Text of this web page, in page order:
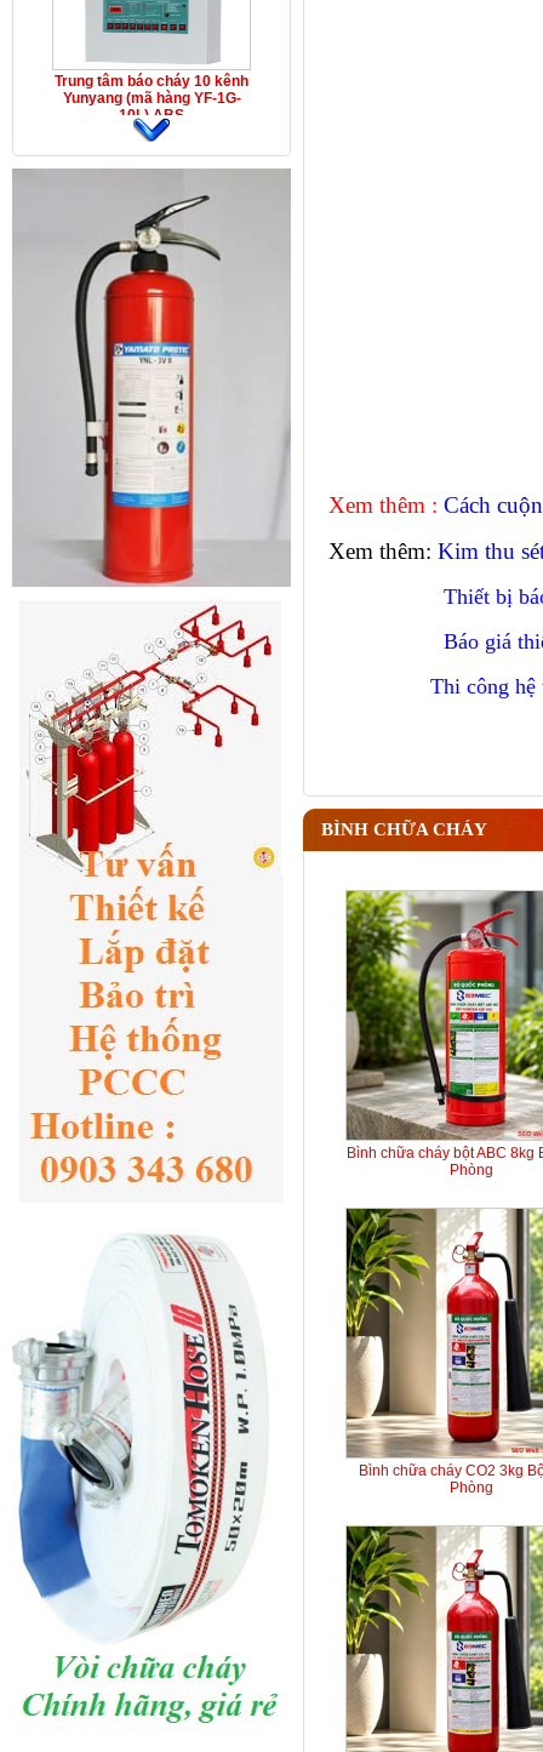
Trung tâm báo cháy 10 kênh
Yunyang (mã hàng YF-1G-
10L) ABS
Xem thêm : Cách
Xem thêm: Kim thu
Thiết bị
Báo giá
Thi công hệ
BÌNH CHỮA CHÁY
Bình chữa cháy bột ABC 8kg
Phòng
Bình chữa cháy CO2 3kg
Phòng